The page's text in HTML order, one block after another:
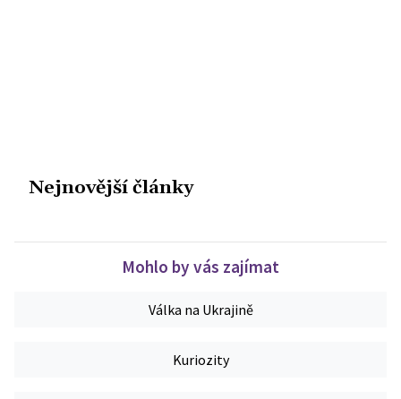
Nejnovější články
Mohlo by vás zajímat
Válka na Ukrajině
Kuriozity